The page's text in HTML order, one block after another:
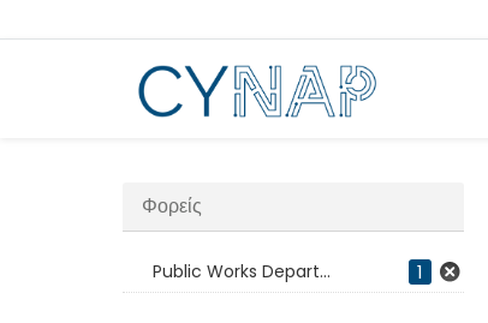
στο
Φορείς
Public Works Depart... 1